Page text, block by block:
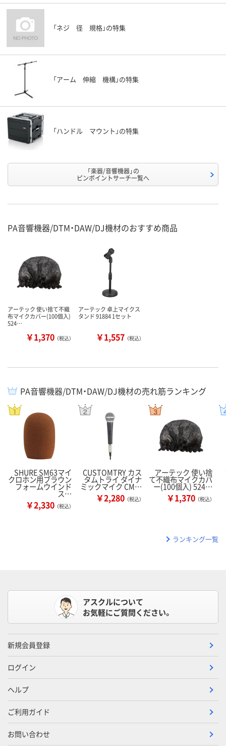
「ネジ 径 規格」の特集
「アーム 伸縮 機構」の特集
「ハンドル マウント」の特集
「楽器/音響機器」の
ピンポイントサーチ一覧へ
PA音響機器/DTM・DAW/DJ機材のおすすめ商品
アーテック 使い捨て不織
布マイクカバー(100個入)
524…
￥1,370 （税込）
アーテック 卓上マイクス
タンド 91884 1セット
￥1,557 （税込）
PA音響機器/DTM・DAW/DJ機材の売れ筋ランキング
SHURE SM63マイ
クロホン用ブラウン
フォームウインド
ス…
￥2,330 （税込）
CUSTOMTRY カス
タムトライ ダイナ
ミックマイク CM…
￥2,280 （税込）
アーテック 使い捨
て不織布マイクカバ
ー(100個入) 524…
￥1,370 （税込）
ランキング一覧
アスクルについて
お気軽にご質問ください。
新規会員登録
ログイン
ヘルプ
ご利用ガイド
お問い合わせ